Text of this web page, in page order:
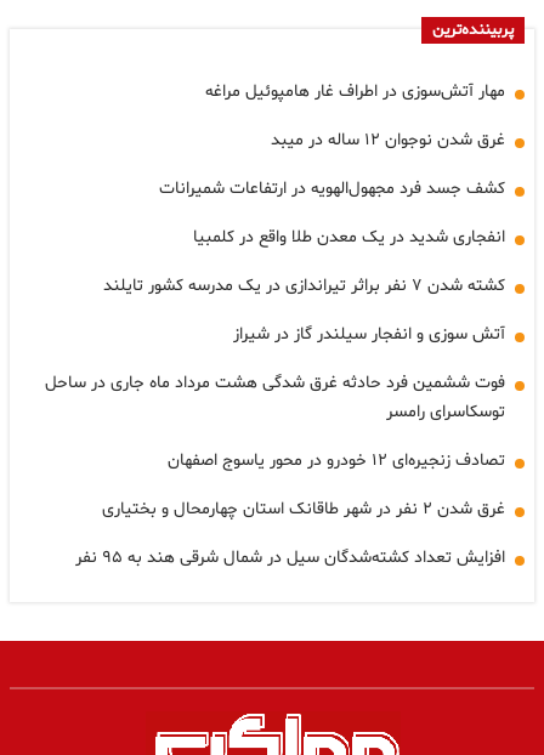
پربیننده‌ترین
مهار آتش‌سوزی در اطراف غار هامپوئیل مراغه
غرق شدن نوجوان ۱۲ ساله در میبد
کشف جسد فرد مجهول‌الهویه در ارتفاعات شمیرانات
انفجاری شدید در یک معدن طلا واقع در کلمبیا
کشته شدن ۷ نفر براثر تیراندازی در یک مدرسه کشور تایلند
آتش سوزی و انفجار سیلندر گاز در شیراز
فوت ششمین فرد حادثه غرق شدگی هشت مرداد ماه جاری در ساحل
توسکاسرای رامسر
تصادف زنجیره‌ای ۱۲ خودرو در محور یاسوج اصفهان
غرق شدن ۲ نفر در شهر طاقانک استان چهارمحال و بختیاری
افزایش تعداد کشته‌شدگان سیل در شمال شرقی هند به ۹۵ نفر